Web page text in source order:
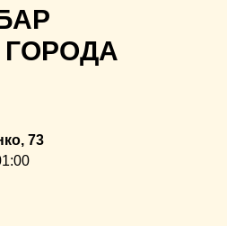
ГОРОДА
73